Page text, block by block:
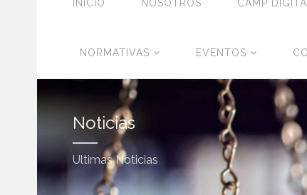
INICIO NOSOTROS CAMP DIGITAL
NORMATIVAS EVENTOS
Noticias
Ultimas Noticias